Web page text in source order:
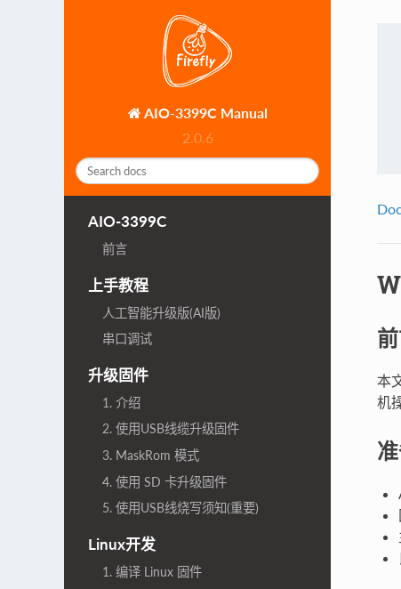
AIO-3399C Manual
2.0.6
AIO-3399C
前言
上手教程
人工智能升级版(AI版)
串口调试
升级固件
1. 介绍
2. 使用USB线缆升级固件
3. MaskRom 模式
4. 使用 SD 卡升级固件
5. 使用USB线烧写须知(重要)
Linux开发
1. 编译 Linux 固件
本
机